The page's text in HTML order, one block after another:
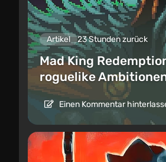
Artikel 23 Stunden zurück
Mad King
roguelike
Einen Kommentar